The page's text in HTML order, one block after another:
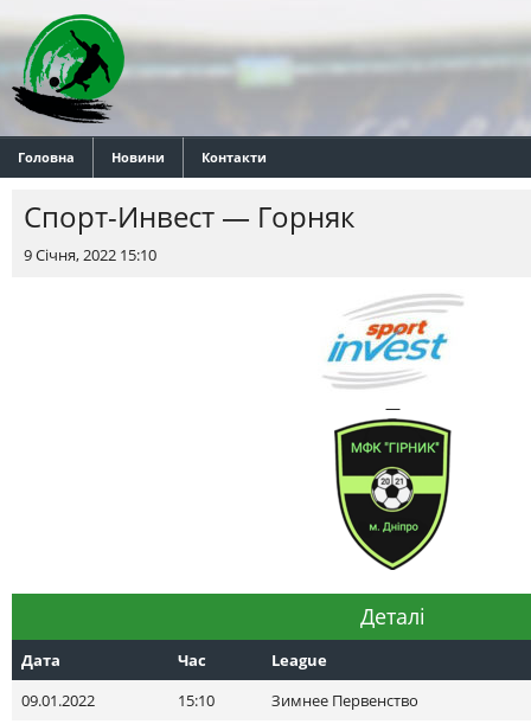
Головна Новини Контакти
Спорт-Инвест — Горняк
9 Січня, 2022 15:10
—
Деталі
Дата Час
League
09.01.2022
15:10 Зимнее Первенство